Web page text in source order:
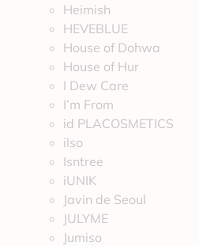
Heimish
HEVEBLUE
House of Dohwa
House of Hur
I Dew Care
I’m From
id PLACOSMETICS
ilso
Isntree
iUNIK
Javin de Seoul
JULYME
Jumiso